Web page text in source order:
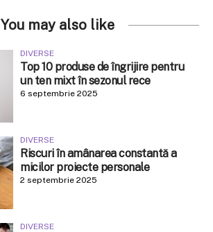
You may also like
DIVERSE
Top 10 produse de îngrijire pentru
un ten mixt în sezonul rece
6 septembrie 2025
DIVERSE
Riscuri în amânarea constantă a
micilor proiecte personale
2 septembrie 2025
DIVERSE